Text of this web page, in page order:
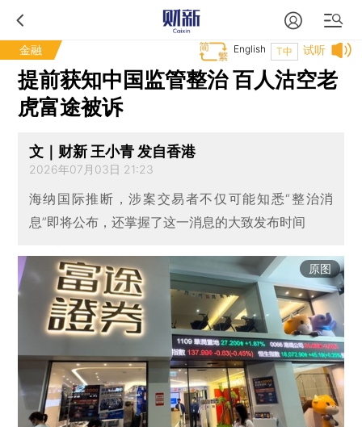
金融 试听
T中
English
提前获知中国监管整治 百人沽空老
虎富途被诉
文｜财新 王小青 发自香港
2026年07月03日 21:23
海纳国际推断，涉案交易者不仅可能知悉“整治消
息”即将公布，还掌握了这一消息的大致发布时间
原图